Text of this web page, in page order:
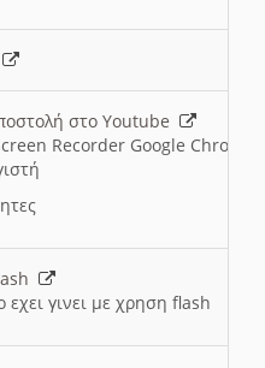
στο Youtube
Recorder Google Chrome
εχει γινει με χρηση flash